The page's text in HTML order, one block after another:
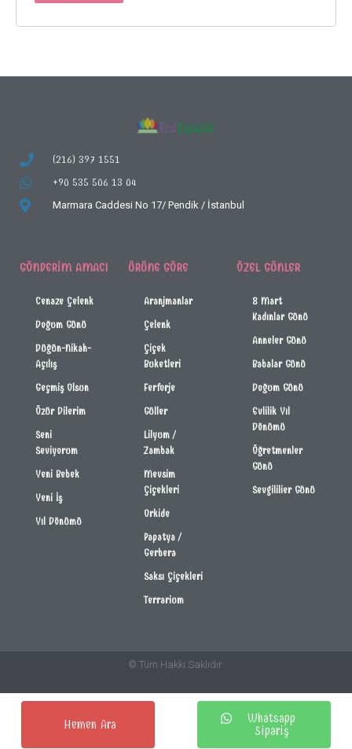
(216) 397 1551
+90 535 506 13 04
Marmara Caddesi No 17/ Pendik / İstanbul
GÖNDERIM AMACI
Cenaze Çelenk
Doğum Günü
Düğün-Nikah-
Açılış
Geçmiş Olsun
Özür Dilerim
Seni
Seviyorum
Yeni Bebek
Yeni İş
Yıl Dönümü
ÜRÜNE GÖRE
Aranjmanlar
Çelenk
Çiçek
Buketleri
Ferforje
Güller
Lilyum /
Zambak
Mevsim
Çiçekleri
Orkide
Papatya /
Gerbera
Saksı Çiçekleri
Terrarium
ÖZEL GÜNLER
8 Mart
Kadınlar Günü
Anneler Günü
Babalar Günü
Doğum Günü
Evlilik Yıl
Dönümü
Öğretmenler
Günü
Sevgililier Günü
© Tüm Hakkı Saklıdır.
Hemen Ara
Whatsapp
Sipariş